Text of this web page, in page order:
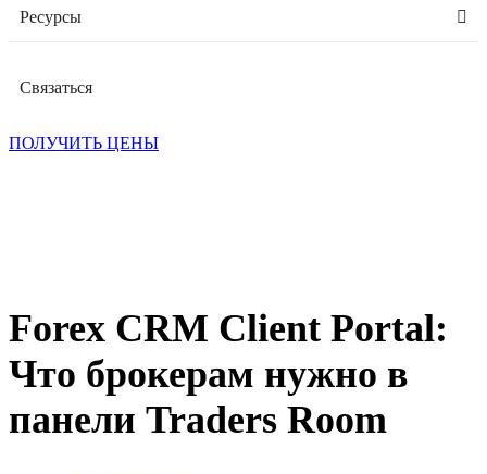
Ресурсы
Связаться
ПОЛУЧИТЬ ЦЕНЫ
Forex CRM Client Portal:
Что брокерам нужно в
панели Traders Room